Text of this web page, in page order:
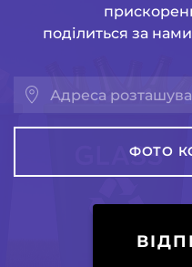
поділиться за
ФОТО